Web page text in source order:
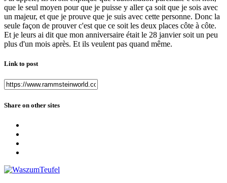
que le seul moyen pour que je puisse y aller ça soit que je sois avec
un majeur, et que je prouve que je suis avec cette personne. Donc la
seule façon de prouver c'est que ce soit les deux places côte à côte.
Et je leurs ai dit que mon anniversaire était le 28 janvier soit un peu
plus d'un mois après. Et ils veulent pas quand même.
Link to post
Share on other sites